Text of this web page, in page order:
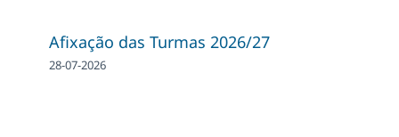
Afixação das Turmas 2026/27
28-07-2026